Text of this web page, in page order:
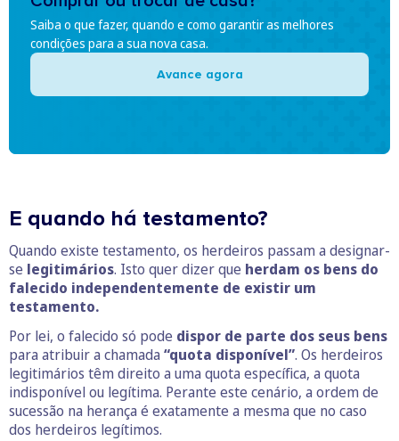
Saiba o que fazer, quando e como garantir as melhores
condições para a sua nova casa.
Avance agora
E quando há testamento?
Quando existe testamento, os herdeiros passam a designar-
se legitimários. Isto quer dizer que herdam os bens do
falecido independentemente de existir um
testamento.
Por lei, o falecido só pode dispor de parte dos seus bens
para atribuir a chamada “quota disponível”. Os herdeiros
legitimários têm direito a uma quota específica, a quota
indisponível ou legítima. Perante este cenário, a ordem de
sucessão na herança é exatamente a mesma que no caso
dos herdeiros legítimos.